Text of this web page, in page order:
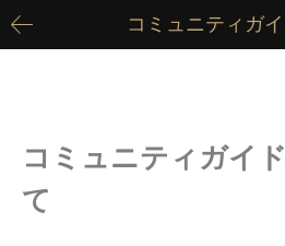
コミュニティガ
コミュニティガイ
て